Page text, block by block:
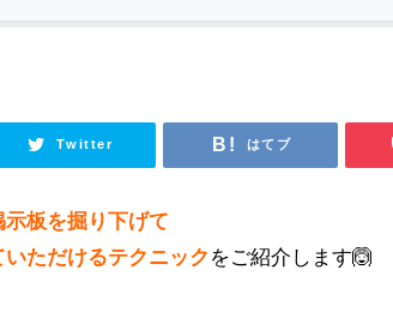
Twitter はてブ
示板を掘り下げて
いただけるテクニック をご紹介します🙆